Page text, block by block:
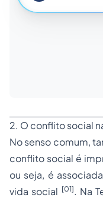
2. O conflito social
No senso comum,
conflito social é
ou seja, é
vida social [01]. Na